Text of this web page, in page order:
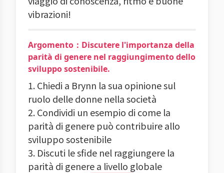
vibrazioni!
Argomento：Discutere l'importanza della
parità di genere nel raggiungimento dello
sviluppo sostenibile.
1. Chiedi a Brynn la sua opinione sul
ruolo delle donne nella società
2. Condividi un esempio di come la
parità di genere può contribuire allo
sviluppo sostenibile
3. Discuti le sfide nel raggiungere la
parità di genere a livello globale